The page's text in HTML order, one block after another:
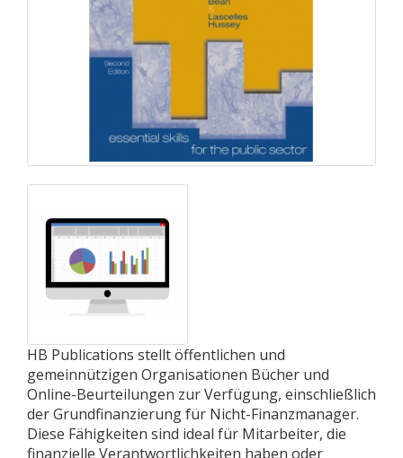
HB Publications stellt öffentlichen und
gemeinnützigen Organisationen Bücher und
Online-Beurteilungen zur Verfügung, einschließlich
der Grundfinanzierung für Nicht-Finanzmanager.
Diese Fähigkeiten sind ideal für Mitarbeiter, die
finanzielle Verantwortlichkeiten haben oder